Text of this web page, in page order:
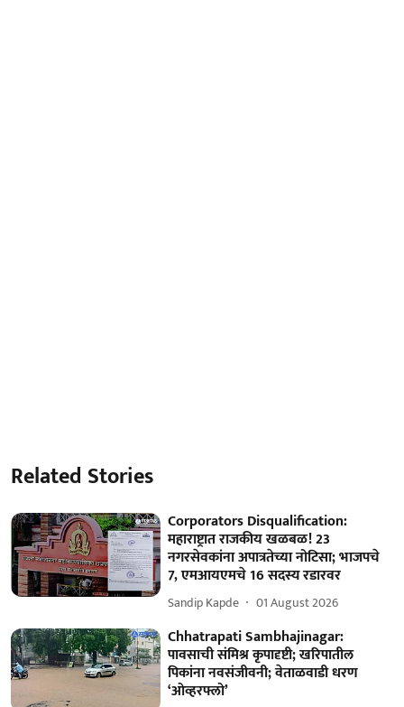
Related Stories
Corporators Disqualification:
महाराष्ट्रात राजकीय खळबळ! 23
नगरसेवकांना अपात्रतेच्या नोटिसा; भाजपचे
7, एमआयएमचे 16 सदस्य रडारवर
Sandip Kapde 01 August 2026
Chhatrapati Sambhajinagar:
पावसाची संमिश्र कृपादृष्टी; खरिपातील
पिकांना नवसंजीवनी; वेताळवाडी धरण
‘ओव्हरफ्लो’